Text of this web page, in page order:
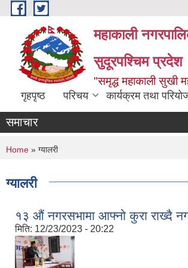
Skip to main content
महाकाली
सुदूरपश्चिम प्रदेश
"समृद्ध महाकाली सुखी
गृहपृष्ठ परिचय कार्यक्रम तथा
समाचार
You are here
Home » ग्यालरी
ग्यालरी
१३ औं नगरसभामा आफ्नो कुरा राख्दै
मिति: 12/23/2023 - 20:22